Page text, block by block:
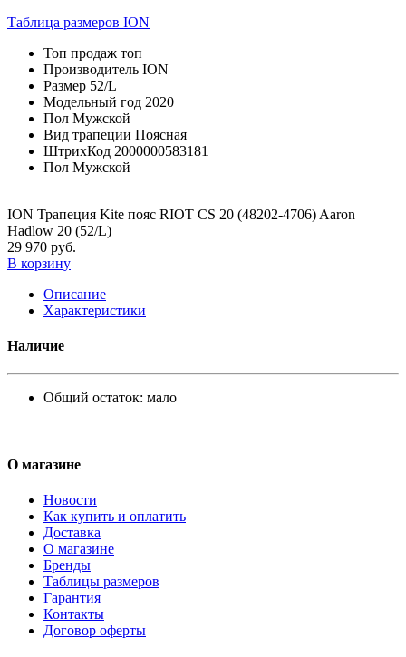
Таблица размеров ION
Топ продаж топ
Производитель ION
Размер 52/L
Модельный год 2020
Пол Мужской
Вид трапеции Поясная
ШтрихКод 2000000583181
Пол Мужской
ION Трапеция Kite пояс RIOT CS 20 (48202-4706) Aaron
Hadlow 20 (52/L)
29 970 руб.
В корзину
Описание
Характеристики
Наличие
Общий остаток: мало
О магазине
Новости
Как купить и оплатить
Доставка
О магазине
Бренды
Таблицы размеров
Гарантия
Контакты
Договор оферты